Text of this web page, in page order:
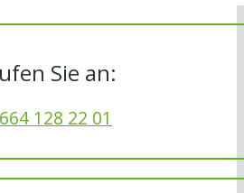
Sie an:
128 22 01